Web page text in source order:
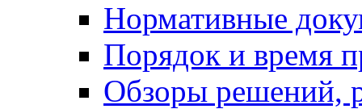
Нормативные
Порядок и время
Обзоры решений,